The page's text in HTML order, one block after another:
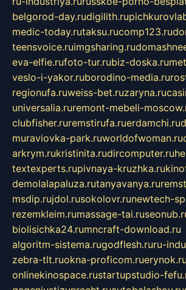
belgorod-day.rudigilith.ru
medic-today.rutaksu.rucomp123.ru
teensvoice.ruimgsharing.ru
eva-elfie.rufoto-tur.rubiz-doska.ru
veslo-i-yakor.ruborodino-media.ru
regionufa.ruweiss-bet.ruzaryna.ru
universalia.ruremont-mebeli-
clubfisher.ruremstirufa.ruerdamchi.ru
muraviovka-park.ruworldofwoman.ru
arkrym.rukristinita.rudircomputer.ru
textexperts.rupivnaya-kruzhka.ru
demolalapaluza.rutanyavanya.ru
msdip.rujdol.rusokolovr.runewtech-
rezemkleim.rumassage-tai.ru
biolisichka24.rumncraft-download.ru
algoritm-sistema.rugodflesh.ruru-
zebra-tlt.ruokna-proficom.ruerynok.ru
onlinekinospace.rustartupstudio-